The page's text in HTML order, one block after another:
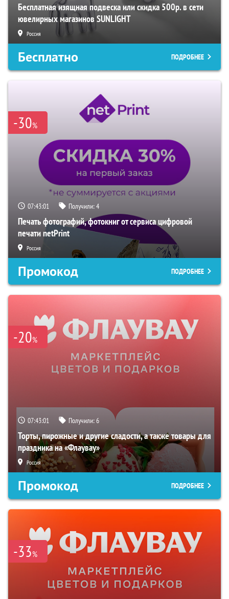
Бесплатная изящная подвеска или скидка 500р. в сети
ювелирных магазинов SUNLIGHT
Россия
Бесплатно ПОДРОБНЕЕ
-30%
07:43:00 Получили:4
Печать фотографий, фотокниг от сервиса цифровой
печати netPrint
Россия
Промокод ПОДРОБНЕЕ
-20%
07:43:00 Получили:6
Торты, пирожные и другие сладости, а также товары для
праздника на «Флаувау»
Россия
Промокод ПОДРОБНЕЕ
-33%